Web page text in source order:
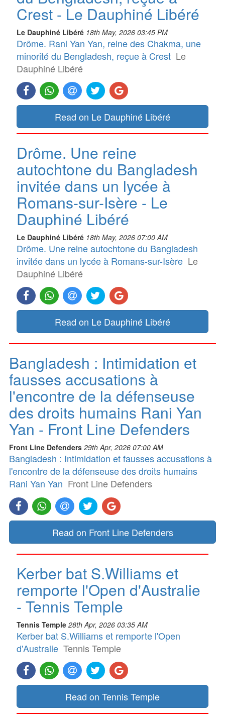
Crest - Le Dauphiné Libéré
Le Dauphiné Libéré 18th May, 2026 03:45 PM
Drôme. Rani Yan Yan, reine des Chakma, une
minorité du Bengladesh, reçue à Crest Le
Dauphiné Libéré
Read on Le Dauphiné Libéré
Drôme. Une reine
autochtone du Bangladesh
invitée dans un lycée à
Romans-sur-Isère - Le
Dauphiné Libéré
Le Dauphiné Libéré 18th May, 2026 07:00 AM
Drôme. Une reine autochtone du Bangladesh
invitée dans un lycée à Romans-sur-Isère Le
Dauphiné Libéré
Read on Le Dauphiné Libéré
Bangladesh : Intimidation et
fausses accusations à
l'encontre de la défenseuse
des droits humains Rani Yan
Yan - Front Line Defenders
Front Line Defenders 29th Apr, 2026 07:00 AM
Bangladesh : Intimidation et fausses accusations à
l'encontre de la défenseuse des droits humains
Rani Yan Yan Front Line Defenders
Read on Front Line Defenders
Kerber bat S.Williams et
remporte l'Open d'Australie
- Tennis Temple
Tennis Temple 28th Apr, 2026 03:35 AM
Kerber bat S.Williams et remporte l'Open
d'Australie Tennis Temple
Read on Tennis Temple